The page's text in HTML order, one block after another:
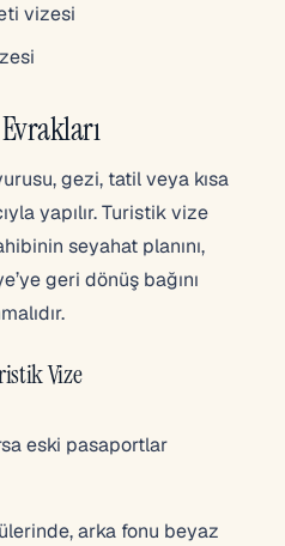
vizesi
gezi, tatil veya kısa
yapılır. Turistik vize
seyahat planını,
geri dönüş bağını
Vize
eski pasaportlar
arka fonu beyaz